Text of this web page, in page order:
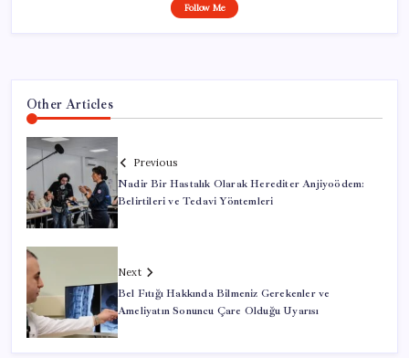
Follow Me
Other Articles
Previous
Nadir Bir Hastalık Olarak Herediter Anjiyoödem:
Belirtileri ve Tedavi Yöntemleri
Next
Bel Fıtığı Hakkında Bilmeniz Gerekenler ve
Ameliyatın Sonuncu Çare Olduğu Uyarısı